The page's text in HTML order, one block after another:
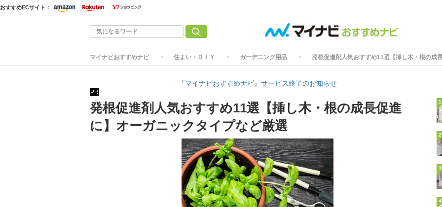
おすすめECサイト：
マイナビおすすめナビ 住まい・ＤＩＹ ガーデニング用品 発根促進剤人気おすすめ11選【挿し木・根の成
『マイナビおすすめナビ』サービス終了のお知らせ
PR
発根促進剤人気おすすめ11選【挿し木・根の成長促進
に】オーガニックタイプなど厳選
1
2
3
4